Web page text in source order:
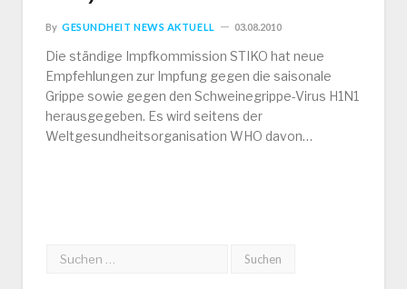
By GESUNDHEIT NEWS AKTUELL 03.08.2010
Die ständige Impfkommission STIKO hat neue
Empfehlungen zur Impfung gegen die saisonale
Grippe sowie gegen den Schweinegrippe-Virus H1N1
herausgegeben. Es wird seitens der
Weltgesundheitsorganisation WHO davon…